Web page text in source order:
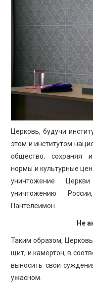
Церковь, будучи
этом и институтом
общество, сохраняя
нормы и культурные
уничтожение
уничтожению
Пантелеимон.
Не
Таким образом,
щит, и камертон, в
выносить свои
ужасном.